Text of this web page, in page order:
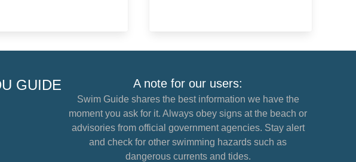
GUIDE A note for our users:
Swim Guide shares the best information we have the
moment you ask for it. Always obey signs at the beach or
advisories from official government agencies. Stay alert
and check for other swimming hazards such as
dangerous currents and tides.